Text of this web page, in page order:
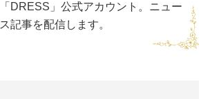
「DRESS」公式アカウント。ニュー
ス記事を配信します。